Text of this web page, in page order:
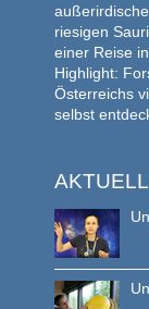
riesigen
einer Reise
Highlight:
Österreichs
selbst